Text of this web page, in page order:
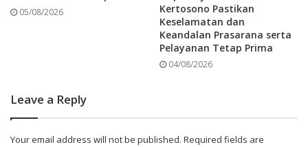
05/08/2026
Kertosono Pastikan
Keselamatan dan
Keandalan Prasarana serta
Pelayanan Tetap Prima
04/08/2026
Leave a Reply
Your email address will not be published. Required fields are